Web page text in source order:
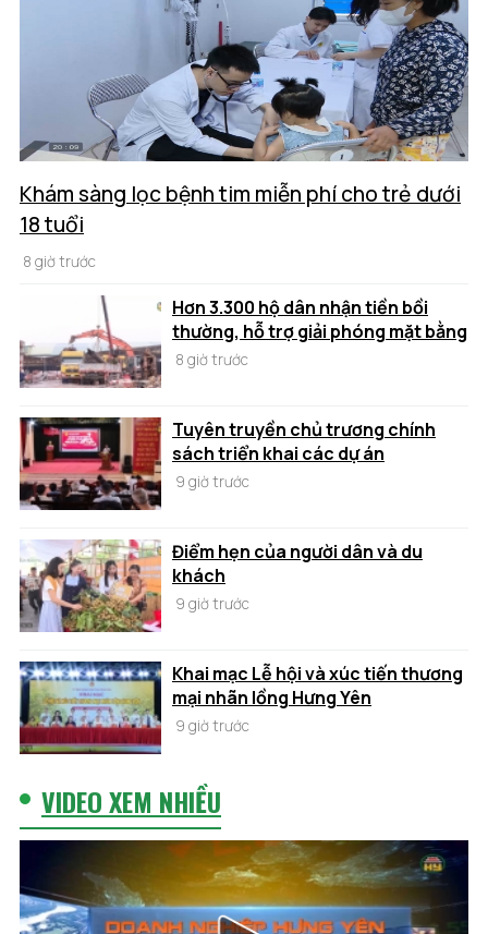
Khám sàng lọc bệnh tim miễn phí cho trẻ dưới
18 tuổi
8 giờ trước
Hơn 3.300 hộ dân nhận tiền bồi
thường, hỗ trợ giải phóng mặt bằng
8 giờ trước
Tuyên truyền chủ trương chính
sách triển khai các dự án
9 giờ trước
Điểm hẹn của người dân và du
khách
9 giờ trước
Khai mạc Lễ hội và xúc tiến thương
mại nhãn lồng Hưng Yên
9 giờ trước
VIDEO XEM NHIỀU